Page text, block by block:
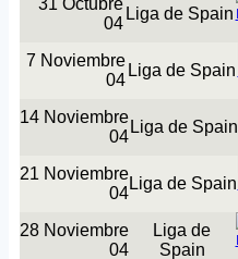
31 Octubre
04
Liga de Spain
7 Noviembre
04
Liga de Spain
14 Noviembre
04
Liga de Spain
21 Noviembre
04
Liga de Spain
28 Noviembre
04
Liga de
Spain